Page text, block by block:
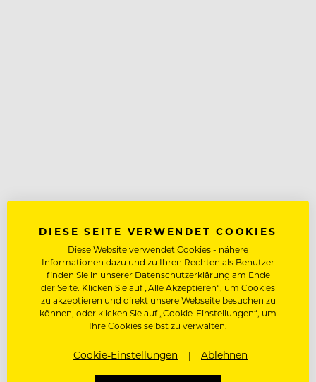
DIESE SEITE VERWENDET COOKIES
Diese Website verwendet Cookies - nähere
Informationen dazu und zu Ihren Rechten als Benutzer
finden Sie in unserer Datenschutzerklärung am Ende
der Seite. Klicken Sie auf „Alle Akzeptieren“, um Cookies
zu akzeptieren und direkt unsere Webseite besuchen zu
können, oder klicken Sie auf „Cookie-Einstellungen“, um
Ihre Cookies selbst zu verwalten.
Cookie-Einstellungen Ablehnen